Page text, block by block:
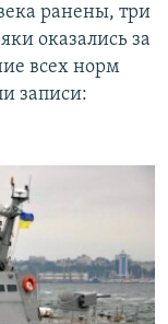
ранены, три
оказались за
всех норм
записи: